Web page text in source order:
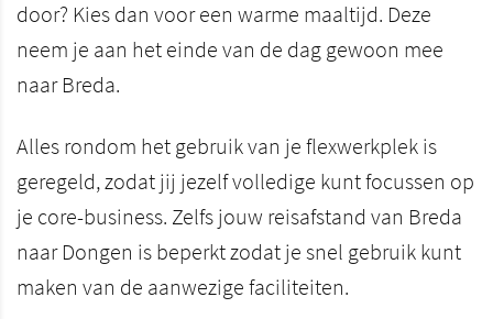
door? Kies dan voor een warme maaltijd. Deze
neem je aan het einde van de dag gewoon mee
naar Breda.
Alles rondom het gebruik van je flexwerkplek is
geregeld, zodat jij jezelf volledige kunt focussen op
je core-business. Zelfs jouw reisafstand van Breda
naar Dongen is beperkt zodat je snel gebruik kunt
maken van de aanwezige faciliteiten.